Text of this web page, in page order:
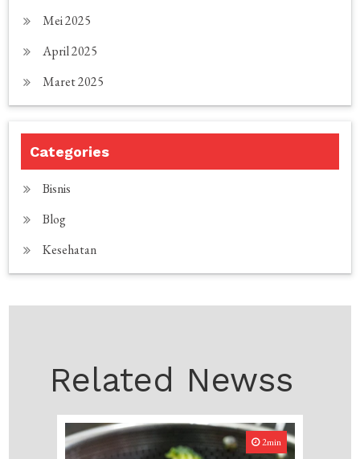
Mei 2025
April 2025
Maret 2025
Categories
Bisnis
Blog
Kesehatan
Related Newss
2min